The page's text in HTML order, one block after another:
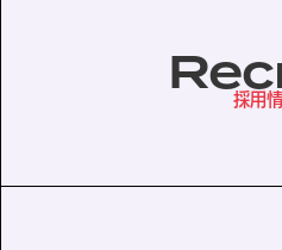
採用